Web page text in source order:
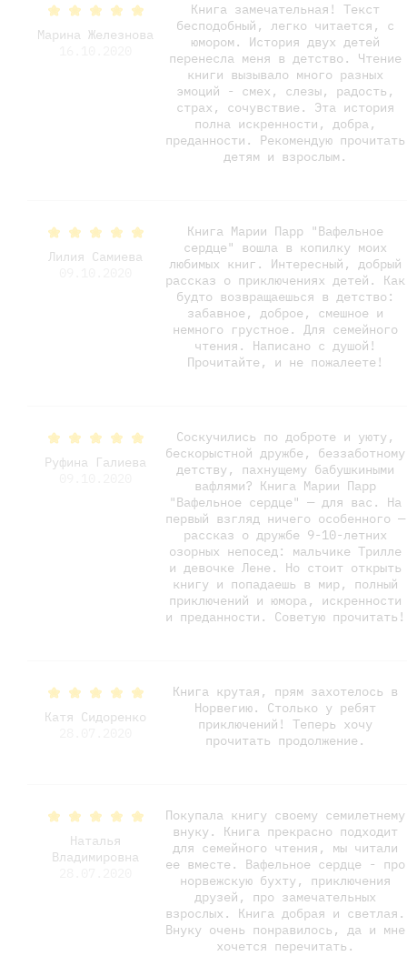
Марина Железнова
Книга замечательная! Текст
бесподобный, легко читается, с
юмором. История двух детей
перенесла меня в детство. Чтение
книги вызывало много разных
эмоций - смех, слезы, радость,
страх, сочувствие. Эта история
полна искренности, добра,
преданности. Рекомендую прочитать
детям и взрослым.
Лилия Самиева
Книга Марии Парр "Вафельное
сердце" вошла в копилку моих
любимых книг. Интересный, добрый
рассказ о приключениях детей. Как
будто возвращаешься в детство:
забавное, доброе, смешное и
немного грустное. Для семейного
чтения. Написано с душой!
Прочитайте, и не пожалеете!
Руфина Галиева
Соскучились по доброте и уюту,
бескорыстной дружбе, беззаботному
детству, пахнущему бабушкиными
вафлями? Книга Марии Парр
"Вафельное сердце" — для вас. На
первый взгляд ничего особенного —
рассказ о дружбе 9-10-летних
озорных непосед: мальчике Трилле
и девочке Лене. Но стоит открыть
книгу и попадаешь в мир, полный
приключений и юмора, искренности
и преданности. Советую прочитать!
Катя Сидоренко
Книга крутая, прям захотелось в
Норвегию. Столько у ребят
приключений! Теперь хочу
прочитать продолжение.
Наталья
Владимировна
Покупала книгу своему семилетнему
внуку. Книга прекрасно подходит
для семейного чтения, мы читали
ее вместе. Вафельное сердце - про
норвежскую бухту, приключения
друзей, про замечательных
взрослых. Книга добрая и светлая.
Внуку очень понравилось, да и мне
хочется перечитать.